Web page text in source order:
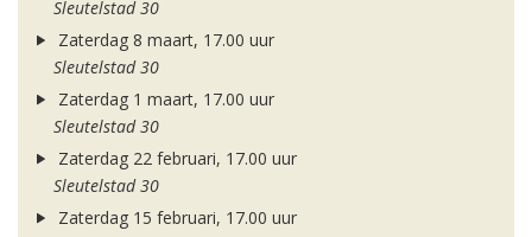
Sleutelstad 30
Zaterdag 8 maart, 17.00 uur
Sleutelstad 30
Zaterdag 1 maart, 17.00 uur
Sleutelstad 30
Zaterdag 22 februari, 17.00 uur
Sleutelstad 30
Zaterdag 15 februari, 17.00 uur